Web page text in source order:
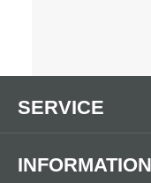
SERVICE